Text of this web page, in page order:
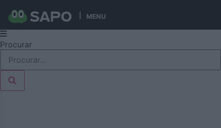
MENU
Pular
para
conteúdo
Procurar